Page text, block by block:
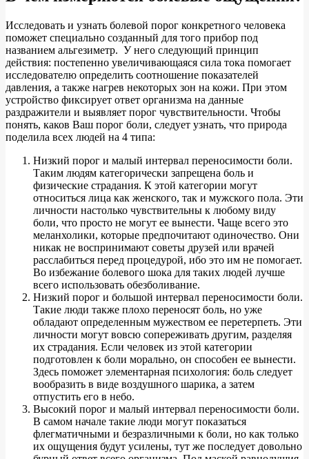
Исследовать и узнать болевой порог конкретного человека
поможет специально созданный для того прибор под
названием альгезиметр. У него следующий принцип
действия: постепенно увеличивающаяся сила тока помогает
исследователю определить соотношение показателей
давления, а также нагрев некоторых зон на кожи. При этом
устройство фиксирует ответ организма на данные
раздражители и выявляет порог чувствительности. Чтобы
понять, каков Ваш порог боли, следует узнать, что природа
поделила всех людей на 4 типа:
Низкий порог и малый интервал переносимости боли.
Таким людям категорически запрещена боль и
физические страдания. К этой категории могут
относиться лица как женского, так и мужского пола. Эти
личности настолько чувствительны к любому виду
боли, что просто не могут ее вынести. Чаще всего это
меланхолики, которые предпочитают одиночество. Они
никак не воспринимают советы друзей или врачей
расслабиться перед процедурой, ибо это им не помогает.
Во избежание болевого шока для таких людей лучше
всего использовать обезболивание.
Низкий порог и большой интервал переносимости боли.
Такие люди также плохо переносят боль, но уже
обладают определенным мужеством ее перетерпеть. Эти
личности могут вовсю сопереживать другим, разделяя
их страдания. Если человек из этой категории
подготовлен к боли морально, он способен ее вынести.
Здесь поможет элементарная психология: боль следует
вообразить в виде воздушного шарика, а затем
отпустить его в небо.
Высокий порог и малый интервал переносимости боли.
В самом начале такие люди могут показаться
флегматичными и безразличными к боли, но как только
их ощущения будут усилены, тут же последует довольно